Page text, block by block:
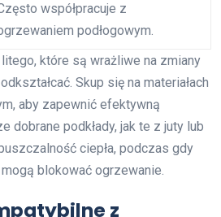
współpracuje z
podłogowym.
które są wrażliwe na zmiany
Skup się na materiałach
aby zapewnić efektywną
dobrane podkłady, jak te z juty lub
ciepła, podczas gdy
blokować ogrzewanie.
z